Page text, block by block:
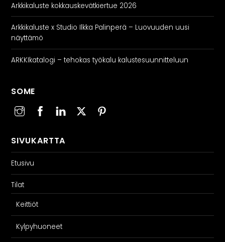
Arkkikaluste kokkauskevätkiertue 2026
Arkkikaluste x Studio Ilkka Palinperä – Luovuuden uusi
näyttämö
ARKKIkatalogi – tehokas työkalu kalustesuunnitteluun
SOME
SIVUKARTTA
Etusivu
Tilat
Keittiöt
Kylpyhuoneet